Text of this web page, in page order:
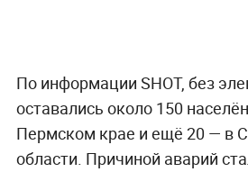
По информации SHOT, без
оставались около 150
Пермском крае и ещё 20 — в
области. Причиной аварий